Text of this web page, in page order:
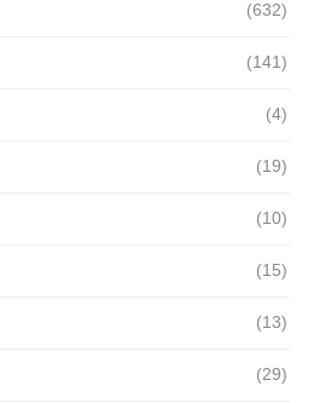
(632)
(141)
(4)
(19)
(10)
(15)
(13)
(29)